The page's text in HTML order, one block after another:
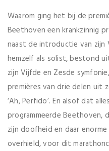
Waarom ging het bij de
Beethoven een krankzinnig
naast de introductie van zijn
hemzelf als solist, bestond
zijn Vijfde en Zesde
premières van drie delen uit
‘Ah, Perfido’. En alsof dat
programmeerde Beethoven,
zijn doofheid en daar
overhield, voor dit